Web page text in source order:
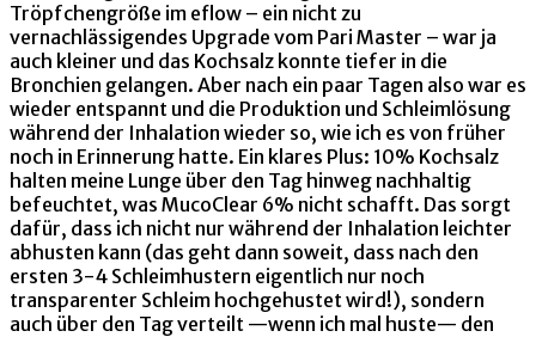
Tröpfchengröße im eflow – ein nicht zu
vernachlässigendes Upgrade vom Pari Master – war ja
auch kleiner und das Kochsalz konnte tiefer in die
Bronchien gelangen. Aber nach ein paar Tagen also war es
wieder entspannt und die Produktion und Schleimlösung
während der Inhalation wieder so, wie ich es von früher
noch in Erinnerung hatte. Ein klares Plus: 10% Kochsalz
halten meine Lunge über den Tag hinweg nachhaltig
befeuchtet, was MucoClear 6% nicht schafft. Das sorgt
dafür, dass ich nicht nur während der Inhalation leichter
abhusten kann (das geht dann soweit, dass nach den
ersten 3-4 Schleimhustern eigentlich nur noch
transparenter Schleim hochgehustet wird!), sondern
auch über den Tag verteilt —wenn ich mal huste— den